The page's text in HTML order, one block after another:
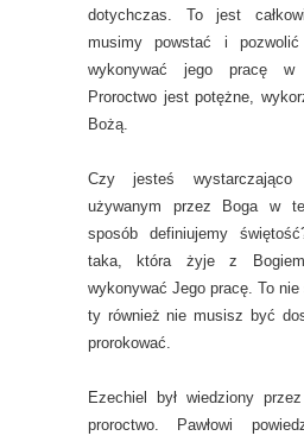
dotychczas. To jest
musimy powstać i pozwolić
wykonywać jego pracę w
Proroctwo jest potężne,
Bożą.
Czy jesteś
używanym przez Boga w
sposób definiujemy
taka, która żyje z
wykonywać Jego pracę. To
ty również nie musisz być
prorokować.
Ezechiel był wiedziony
proroctwo. Pawłowi